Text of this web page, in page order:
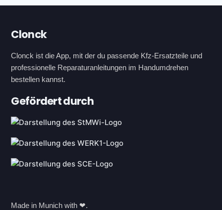
Footer
Clonck
Clonck ist die App, mit der du passende Kfz-Ersatzteile und
professionelle Reparaturanleitungen im Handumdrehen
bestellen kannst.
Gefördert durch
Made in Munich with ❤.